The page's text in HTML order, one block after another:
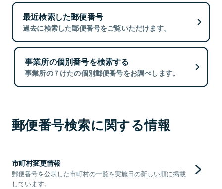
最近検索した郵便番号
過去に検索した郵便番号をご覧いただけます。
事業所の個別番号を検索する
事業所の７けたの個別郵便番号をお調べします。
郵便番号検索に関する情報
市町村変更情報
郵便番号を公表した市町村の一覧を実施日の新しい順に掲載
しています。